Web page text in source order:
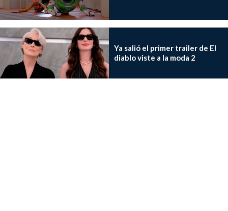
Ya salió el primer trailer de El
diablo viste a la moda 2